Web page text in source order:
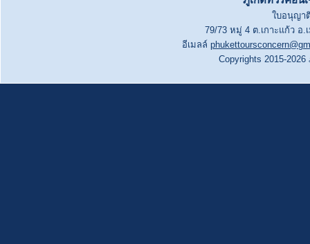
ใบอนุญา
79/73 หมู่ 4 ต.เกาะแก้ว อ.
อีเมลล์
Copyrights 2015-